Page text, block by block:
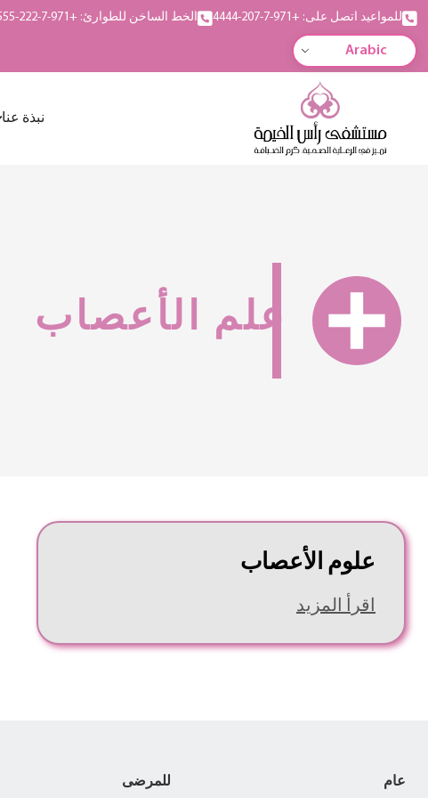
للمواعيد اتصل على: +971-7-207-4444 الخط الساخن للطوارئ: +971-7-222-5555
Arabic
نبذة عنا
علم الأعصاب
علوم الأعصاب
اقرأ المزيد
عام للمرضى